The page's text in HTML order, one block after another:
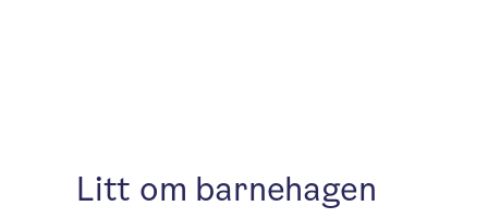
Litt om barnehagen